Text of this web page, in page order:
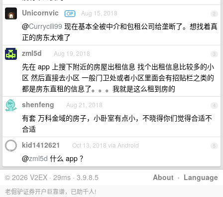
2
Unicornvic OP Aug 15, 2018
@Currycili99 现在基本全被中介和包租公司给垄断了。想找着真
正的房东太难了
3
zml5d Aug 19, 2018
先在 app 上搜下附近的房屋出租信息 找个出租信息比较多的小
区 然后直接去小区 一般门卫处或者小区里面会有招贴栏之类的
都是房东直租的信息了。。。我就是这么租到房的
4
shenfeng Aug 21, 2018
有套 万科金域的房子，小卧室有点小，不晓得你们觉得合适不
合适
5
kid1412621 Oct 13, 2018 via Android
@zml5d 什么 app ？
About · Language
© 2026 V2EX · 29ms · 3.9.8.5
老倔驴证券开户巨靠谱，已助千人!